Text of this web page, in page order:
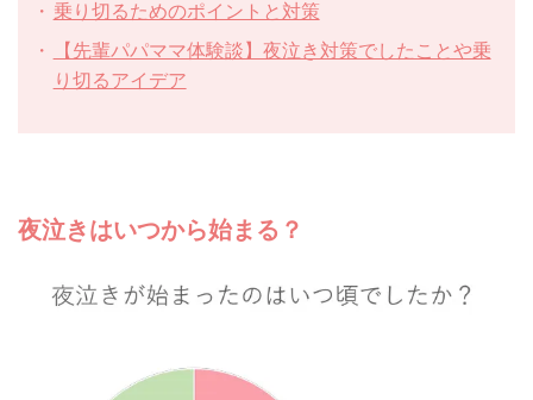
乗り切るためのポイントと対策
【先輩パパママ体験談】夜泣き対策でしたことや乗
り切るアイデア
夜泣きはいつから始まる？